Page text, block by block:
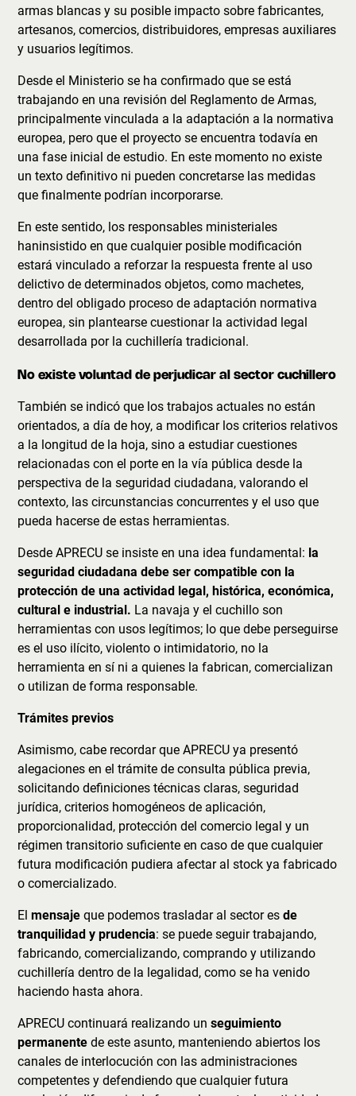
armas blancas y su posible impacto sobre fabricantes,
artesanos, comercios, distribuidores, empresas auxiliares
y usuarios legítimos.
Desde el Ministerio se ha confirmado que se está
trabajando en una revisión del Reglamento de Armas,
principalmente vinculada a la adaptación a la normativa
europea, pero que el proyecto se encuentra todavía en
una fase inicial de estudio. En este momento no existe
un texto definitivo ni pueden concretarse las medidas
que finalmente podrían incorporarse.
En este sentido, los responsables ministeriales
haninsistido en que cualquier posible modificación
estará vinculado a reforzar la respuesta frente al uso
delictivo de determinados objetos, como machetes,
dentro del obligado proceso de adaptación normativa
europea, sin plantearse cuestionar la actividad legal
desarrollada por la cuchillería tradicional.
No existe voluntad de perjudicar al sector cuchillero
También se indicó que los trabajos actuales no están
orientados, a día de hoy, a modificar los criterios relativos
a la longitud de la hoja, sino a estudiar cuestiones
relacionadas con el porte en la vía pública desde la
perspectiva de la seguridad ciudadana, valorando el
contexto, las circunstancias concurrentes y el uso que
pueda hacerse de estas herramientas.
Desde APRECU se insiste en una idea fundamental: la
seguridad ciudadana debe ser compatible con la
protección de una actividad legal, histórica, económica,
cultural e industrial. La navaja y el cuchillo son
herramientas con usos legítimos; lo que debe perseguirse
es el uso ilícito, violento o intimidatorio, no la
herramienta en sí ni a quienes la fabrican, comercializan
o utilizan de forma responsable.
Trámites previos
Asimismo, cabe recordar que APRECU ya presentó
alegaciones en el trámite de consulta pública previa,
solicitando definiciones técnicas claras, seguridad
jurídica, criterios homogéneos de aplicación,
proporcionalidad, protección del comercio legal y un
régimen transitorio suficiente en caso de que cualquier
futura modificación pudiera afectar al stock ya fabricado
o comercializado.
El mensaje que podemos trasladar al sector esde
tranquilidad y prudencia: se puede seguir trabajando,
fabricando, comercializando, comprando y utilizando
cuchillería dentro de la legalidad, como se ha venido
haciendo hasta ahora.
APRECU continuará realizando unseguimiento
permanente de este asunto, manteniendo abiertos los
canales de interlocución con las administraciones
competentes y defendiendo que cualquier futura